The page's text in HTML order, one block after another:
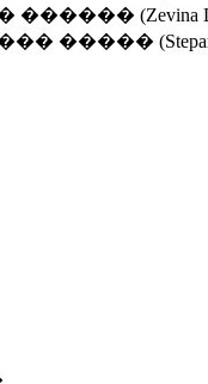
(Zevina
�����